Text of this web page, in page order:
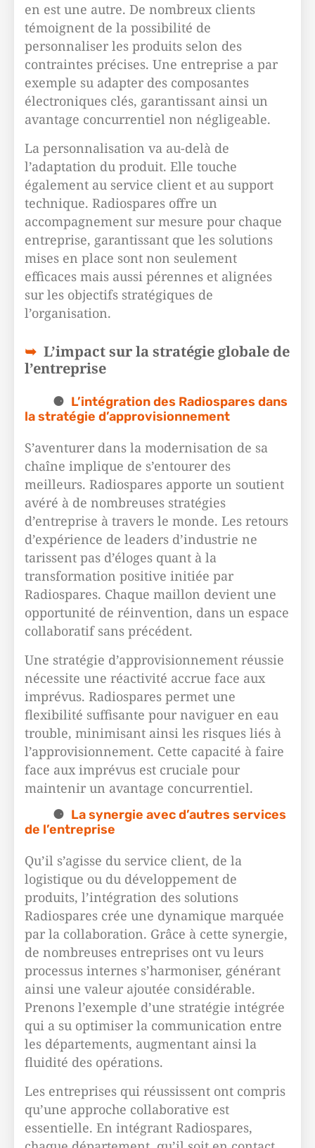
en est une autre. De nombreux clients
témoignent de la possibilité de
personnaliser les produits selon des
contraintes précises. Une entreprise a par
exemple su adapter des composantes
électroniques clés, garantissant ainsi un
avantage concurrentiel non négligeable.
La personnalisation va au-delà de
l’adaptation du produit. Elle touche
également au service client et au support
technique. Radiospares offre un
accompagnement sur mesure pour chaque
entreprise, garantissant que les solutions
mises en place sont non seulement
efficaces mais aussi pérennes et alignées
sur les objectifs stratégiques de
l’organisation.
L’impact sur la stratégie globale de
l’entreprise
L’intégration des Radiospares dans
la stratégie d’approvisionnement
S’aventurer dans la modernisation de sa
chaîne implique de s’entourer des
meilleurs. Radiospares apporte un soutient
avéré à de nombreuses stratégies
d’entreprise à travers le monde. Les retours
d’expérience de leaders d’industrie ne
tarissent pas d’éloges quant à la
transformation positive initiée par
Radiospares. Chaque maillon devient une
opportunité de réinvention, dans un espace
collaboratif sans précédent.
Une stratégie d’approvisionnement réussie
nécessite une réactivité accrue face aux
imprévus. Radiospares permet une
flexibilité suffisante pour naviguer en eau
trouble, minimisant ainsi les risques liés à
l’approvisionnement. Cette capacité à faire
face aux imprévus est cruciale pour
maintenir un avantage concurrentiel.
La synergie avec d’autres services
de l’entreprise
Qu’il s’agisse du service client, de la
logistique ou du développement de
produits, l’intégration des solutions
Radiospares crée une dynamique marquée
par la collaboration. Grâce à cette synergie,
de nombreuses entreprises ont vu leurs
processus internes s’harmoniser, générant
ainsi une valeur ajoutée considérable.
Prenons l’exemple d’une stratégie intégrée
qui a su optimiser la communication entre
les départements, augmentant ainsi la
fluidité des opérations.
Les entreprises qui réussissent ont compris
qu’une approche collaborative est
essentielle. En intégrant Radiospares,